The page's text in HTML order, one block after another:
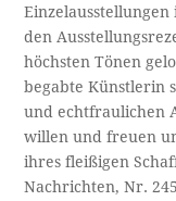
Einzelausstellungen
den
höchsten Tönen
begabte Künstlerin
und echtfraulichen
willen und freuen
ihres fleißigen
Nachrichten, Nr.